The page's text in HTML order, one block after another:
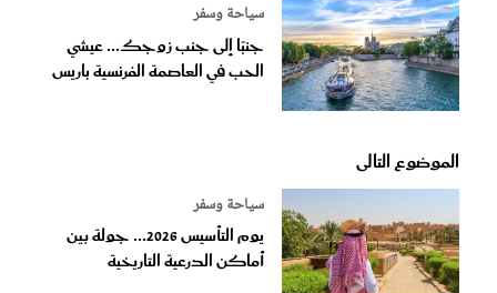
سياحة وسفر
جنبًا إلى جنب زوجك... عيشي
الحب في العاصمة الفرنسية باريس
الموضوع التالى
سياحة وسفر
يوم التأسيس 2026... جولة بين
أماكن الدرعية التاريخية